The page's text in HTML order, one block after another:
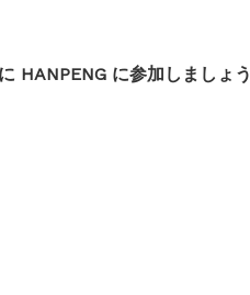
HANPENG に参加しましょう